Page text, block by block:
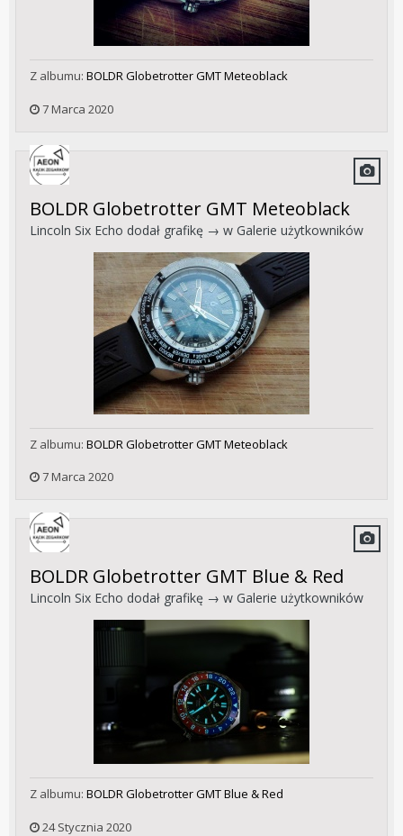
Z albumu: BOLDR Globetrotter GMT Meteoblack
7 Marca 2020
BOLDR Globetrotter GMT Meteoblack
Lincoln Six Echo dodał grafikę → w Galerie użytkowników
Z albumu: BOLDR Globetrotter GMT Meteoblack
7 Marca 2020
BOLDR Globetrotter GMT Blue & Red
Lincoln Six Echo dodał grafikę → w Galerie użytkowników
Z albumu: BOLDR Globetrotter GMT Blue & Red
24 Stycznia 2020